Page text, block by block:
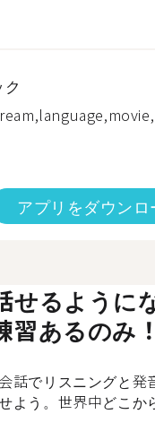
アプリをダウンロ
せるように
習あるのみ！
話でリスニングと発
よう。世界中どこか